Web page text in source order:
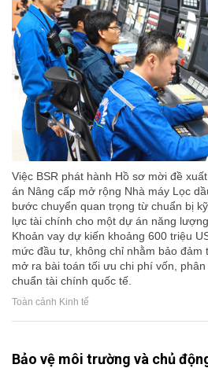
Việc BSR phát hành Hồ sơ mời đề
án Nâng cấp mở rộng Nhà máy Lọc
bước chuyển quan trọng từ chuẩn bị
lực tài chính cho một dự án năng
Khoản vay dự kiến khoảng 600 triệu
mức đầu tư, không chỉ nhằm bảo đảm
mở ra bài toán tối ưu chi phí vốn,
chuẩn tài chính quốc tế.
Toàn cảnh Kinh tế
Bảo vệ môi trường và chủ